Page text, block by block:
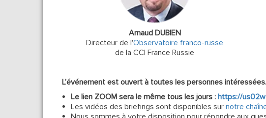
Arnaud DUBIEN
Directeur de l'Observatoire franco-russe
de la CCI France Russie
L’événement est ouvert à toutes les personnes intéressées.
Le lien ZOOM sera le même tous les jours : https://
Les vidéos des briefings sont disponibles sur notre